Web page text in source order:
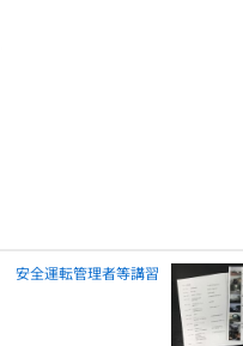
安全運転管理者等講習